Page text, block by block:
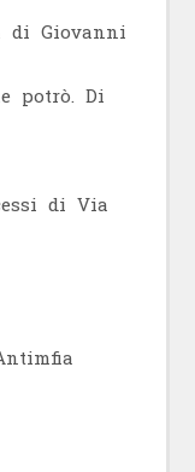
di Giovanni
potrò. Di
di Via